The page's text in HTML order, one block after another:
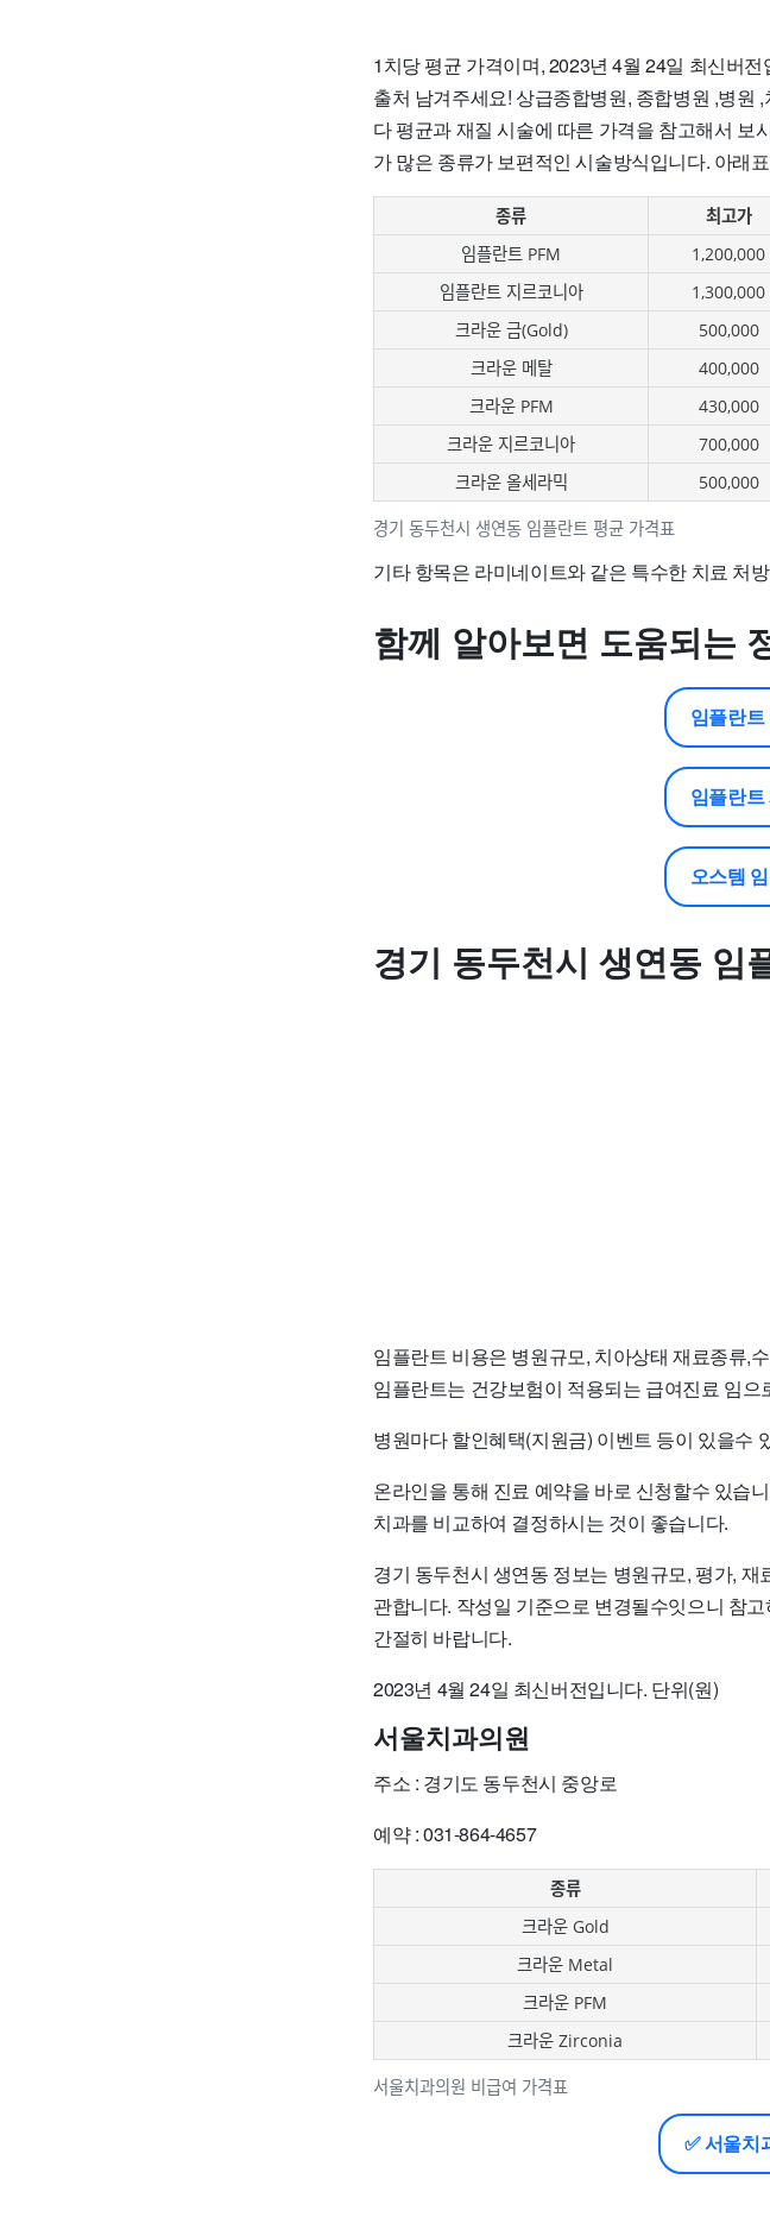
1치당 평균 가격이며, 2023년 4월 24일 최신버
출처 남겨주세요! 상급종합병원, 종합병원 ,병원
다 평균과 재질 시술에 따른 가격을 참고해서 보
가 많은 종류가 보편적인 시술방식입니다. 아래
경기 동두천시 생연동 임플란트 평균 가격표
종류 최고가
임플란트 PFM
1,200,000
임플란트 지르코니아
1,300,000
크라운 금(Gold)
500,000
크라운 메탈
400,000
크라운 PFM
430,000
크라운 지르코니아
700,000
크라운 올세라믹
500,000
기타 항목은 라미네이트와 같은 특수한 치료 처
함께 알아보면 도움되는
임플란트
임플란트
오스템
경기 동두천시 생연동 임
임플란트 비용은 병원규모, 치아상태 재료종류,
임플란트는 건강보험이 적용되는 급여진료 임
병원마다 할인혜택(지원금) 이벤트 등이 있을수
온라인을 통해 진료 예약을 바로 신청할수 있습
치과를 비교하여 결정하시는 것이 좋습니다.
경기 동두천시 생연동 정보는 병원규모, 평가,
관합니다. 작성일 기준으로 변경될수잇으니 참
간절히 바랍니다.
2023년 4월 24일 최신버전입니다. 단위(원)
서울치과의원
주소 : 경기도 동두천시 중앙로
예약 : 031-864-4657
서울치과의원 비급여 가격표
종류
크라운 Gold
크라운 Metal
크라운 PFM
크라운 Zirconia
✅ 서울치